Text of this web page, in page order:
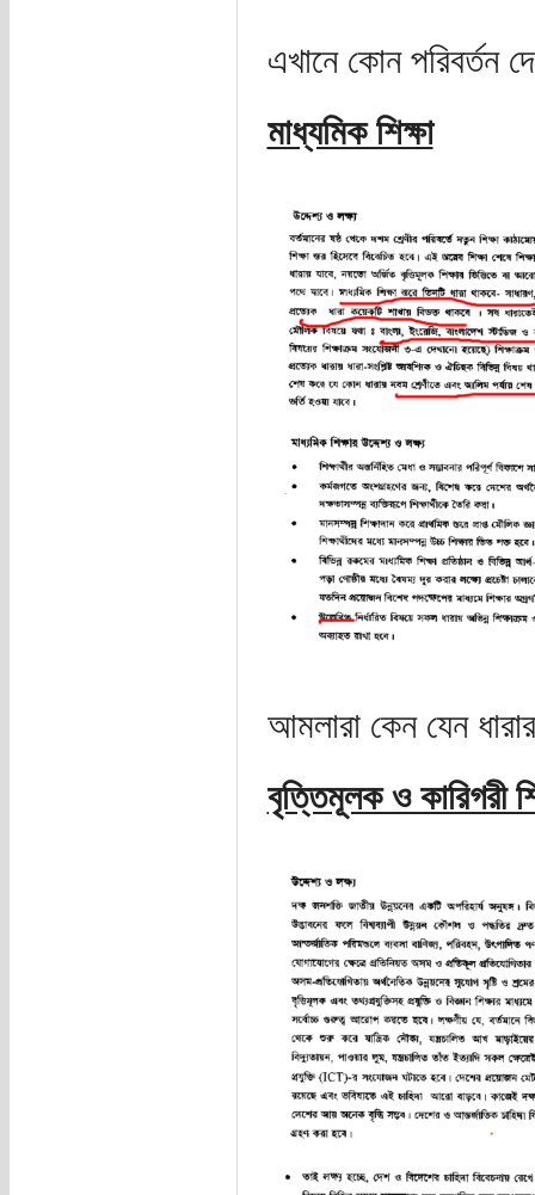
এখানে কোন পরিবর্তন
মাধ্যমিক শিক্ষা
আমলারা কেন যেন
বৃত্তিমূলক ও কারিগরী